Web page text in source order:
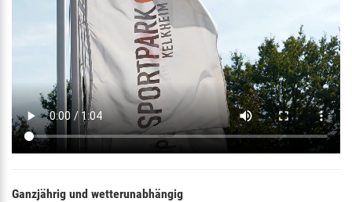
Ganzjährig und wetterunabhängig